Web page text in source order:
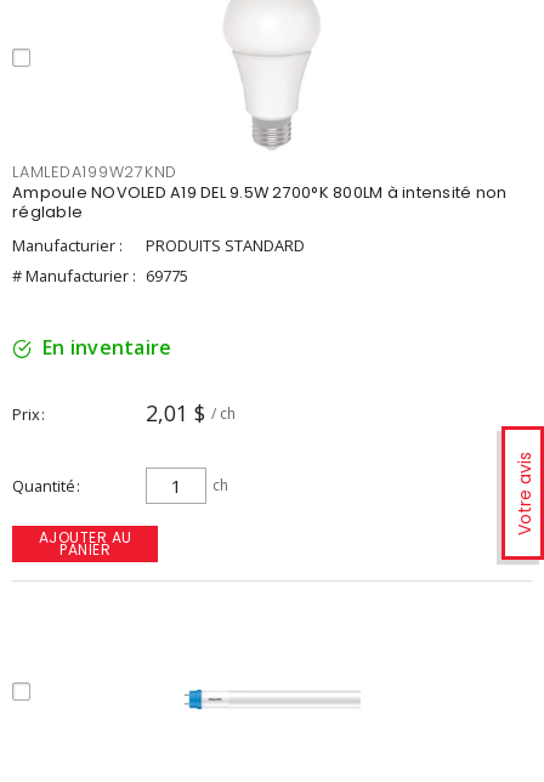
Votre avis
LAMLEDA199W27KND
Ampoule NOVOLED A19 DEL 9.5W 2700°K 800LM à intensité non
réglable
Manufacturier :
PRODUITS STANDARD
# Manufacturier : 69775
En inventaire
Prix 2,01 $ / ch
Quantité ch
AJOUTER AU
PANIER